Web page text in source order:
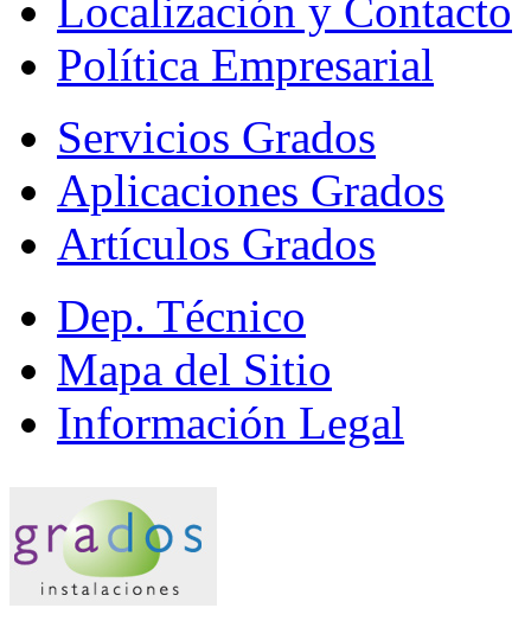
Localización y Contacto
Política Empresarial
Servicios Grados
Aplicaciones Grados
Artículos Grados
Dep. Técnico
Mapa del Sitio
Información Legal